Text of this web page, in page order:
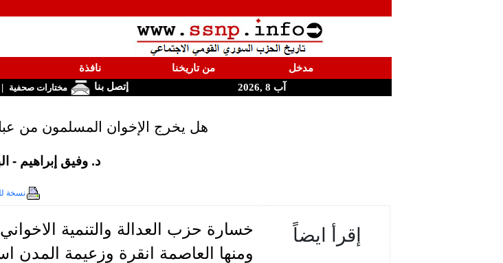
مدخل من تاريخنا نافذة
آب 8 ,2026
إتصل بنا مختارات صحفية |
هل يخرج الإخوان المسلمون من
د. وفيق إبراهيم -
نسخة
إقرأ ايضاً
خسارة حزب العدالة والتنمية
ومنها العاصمة انقرة وزعيمة